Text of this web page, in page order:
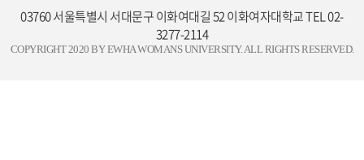
03760 서울특별시 서대문구 이화여대길 52 이화여자대학교 TEL 02-
3277-2114
COPYRIGHT 2020 BY EWHA WOMANS UNIVERSITY. ALL RIGHTS RESERVED.